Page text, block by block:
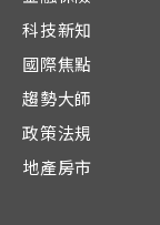
科技新知
國際焦點
趨勢大師
政策法規
地產房市